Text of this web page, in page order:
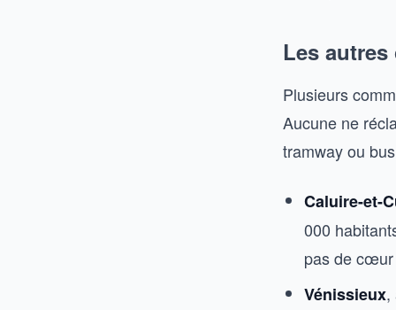
Les
Plusieurs
Aucune ne
tramway ou
Caluire-et-
000
pas de cœur
Vénissieux,